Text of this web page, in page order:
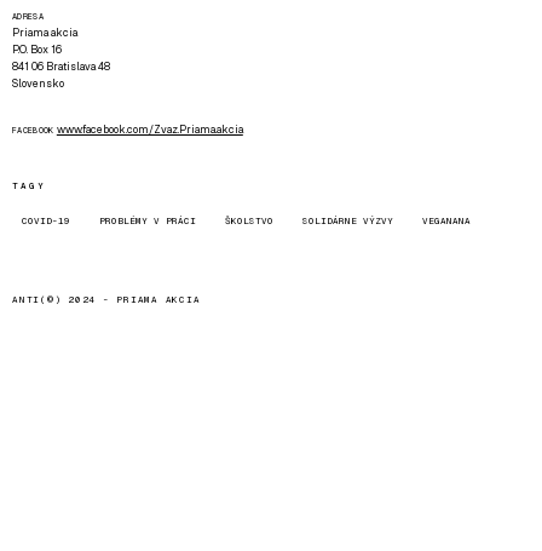
ADRESA
Priama akcia
P.O. Box 16
841 06 Bratislava 48
Slovensko
FACEBOOK www.facebook.com/Zvaz.Priama.akcia
TAGY
COVID-19 PROBLÉMY V PRÁCI ŠKOLSTVO SOLIDÁRNE VÝZVY VEGANANA
ANTI(©) 2024 - PRIAMA AKCIA